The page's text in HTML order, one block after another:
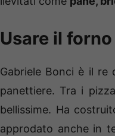
Usare il
Gabriele Bonci è il re
panettiere. Tra i
bellissime. Ha
approdato anche in